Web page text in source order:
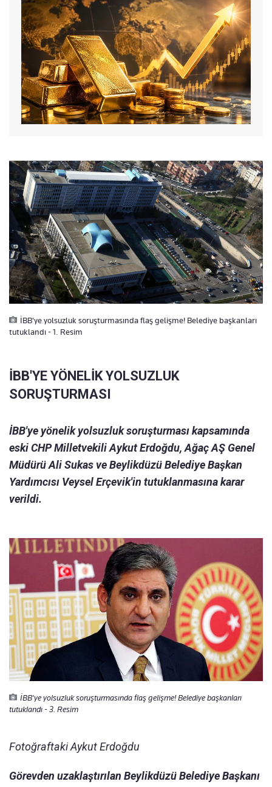
İBB'ye yolsuzluk soruşturmasında flaş gelişme! Belediye başkanları
tutuklandı - 1. Resim
İBB'YE YÖNELİK YOLSUZLUK
SORUŞTURMASI
İBB'ye yönelik yolsuzluk soruşturması kapsamında
eski CHP Milletvekili Aykut Erdoğdu, Ağaç AŞ Genel
Müdürü Ali Sukas ve Beylikdüzü Belediye Başkan
Yardımcısı Veysel Erçevik'in tutuklanmasına karar
verildi.
İBB'ye yolsuzluk soruşturmasında flaş gelişme! Belediye başkanları
tutuklandı - 3. Resim
Fotoğraftaki Aykut Erdoğdu
Görevden uzaklaştırılan Beylikdüzü Belediye Başkanı